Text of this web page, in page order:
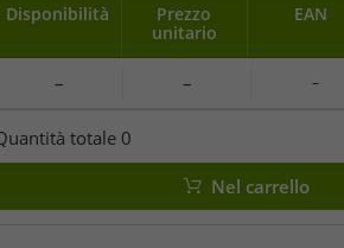
Disponibilità
Prezzo
unitario
EAN
– – –
totale 0
Nel carrello